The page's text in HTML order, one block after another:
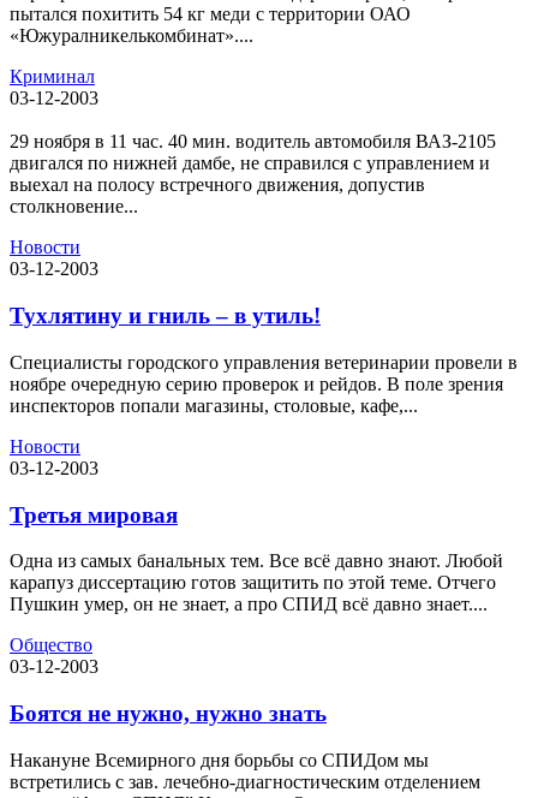
пытался похитить 54 кг меди с территории ОАО
«Южуралникелькомбинат»....
Криминал
03-12-2003
29 ноября в 11 час. 40 мин. водитель автомобиля ВАЗ-2105
двигался по нижней дамбе, не справился с управлением и
выехал на полосу встречного движения, допустив
столкновение...
Новости
03-12-2003
Тухлятину и гниль – в утиль!
Специалисты городского управления ветеринарии провели в
ноябре очередную серию проверок и рейдов. В поле зрения
инспекторов попали магазины, столовые, кафе,...
Новости
03-12-2003
Третья мировая
Одна из самых банальных тем. Все всё давно знают. Любой
карапуз диссертацию готов защитить по этой теме. Отчего
Пушкин умер, он не знает, а про СПИД всё давно знает....
Общество
03-12-2003
Боятся не нужно, нужно знать
Накануне Всемирного дня борьбы со СПИДом мы
встретились с зав. лечебно-диагностическим отделением